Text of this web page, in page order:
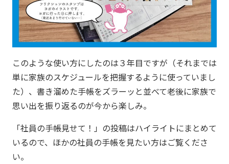
このような使い方にしたのは３年目ですが（それまでは
単に家族のスケジュールを把握するように使っていまし
た）、書き溜めた手帳をズラーッと並べて老後に家族で
思い出を振り返るのが今から楽しみ。
「社員の手帳見せて！」の投稿はハイライトにまとめて
いるので、ほかの社員の手帳を見たい方はご覧くださ
い。